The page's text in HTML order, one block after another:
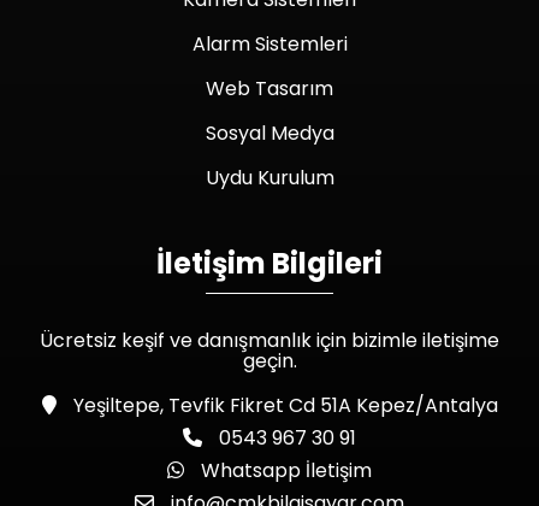
Alarm Sistemleri
Web Tasarım
Sosyal Medya
Uydu Kurulum
İletişim Bilgileri
Ücretsiz keşif ve danışmanlık için bizimle iletişime
geçin.
Yeşiltepe, Tevfik Fikret Cd 51A Kepez/Antalya
0543 967 30 91
Whatsapp İletişim